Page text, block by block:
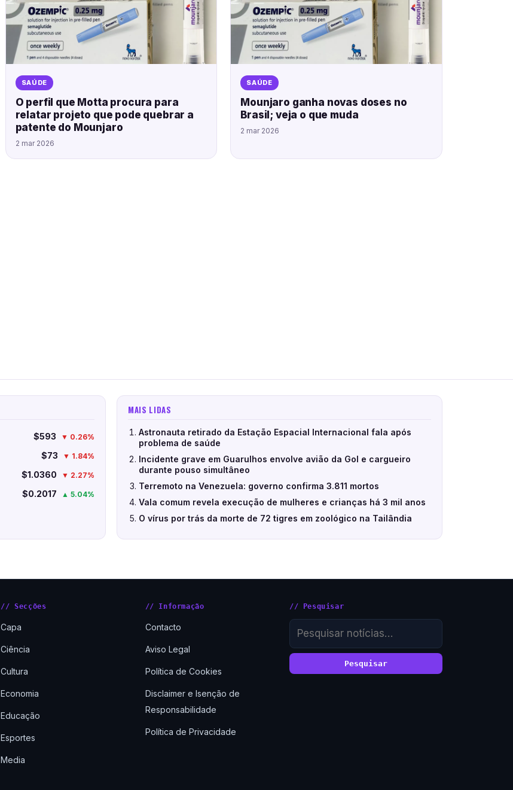
SAÚDE
O perfil que Motta procura para
relatar projeto que pode quebrar a
patente do Mounjaro
2 mar 2026
SAÚDE
Mounjaro ganha novas doses no
Brasil; veja o que muda
2 mar 2026
$593 ▼ 0.26%
$73 ▼ 1.84%
$1.0360 ▼ 2.27%
$0.2017 ▲ 5.04%
MAIS LIDAS
Astronauta retirado da Estação Espacial Internacional fala após
problema de saúde
Incidente grave em Guarulhos envolve avião da Gol e cargueiro
durante pouso simultâneo
Terremoto na Venezuela: governo confirma 3.811 mortos
Vala comum revela execução de mulheres e crianças há 3 mil anos
O vírus por trás da morte de 72 tigres em zoológico na Tailândia
// Secções
Capa
Ciência
Cultura
Economia
Educação
Esportes
Media
// Informação
Contacto
Aviso Legal
Política de Cookies
Disclaimer e Isenção de
Responsabilidade
Política de Privacidade
// Pesquisar
Pesquisar